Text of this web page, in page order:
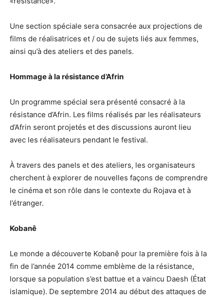
Une section spéciale sera consacrée aux projections de
films de réalisatrices et / ou de sujets liés aux femmes,
ainsi qu’à des ateliers et des panels.
Hommage à la résistance d’Afrin
Un programme spécial sera présenté consacré à la
résistance d’Afrin. Les films réalisés par les réalisateurs
d’Afrin seront projetés et des discussions auront lieu
avec les réalisateurs pendant le festival.
À travers des panels et des ateliers, les organisateurs
cherchent à explorer de nouvelles façons de comprendre
le cinéma et son rôle dans le contexte du Rojava et à
l’étranger.
Kobanê
Le monde a découverte Kobanê pour la première fois à la
fin de l’année 2014 comme emblème de la résistance,
lorsque sa population s’est battue et a vaincu Daesh (État
islamique). De septembre 2014 au début des attaques de